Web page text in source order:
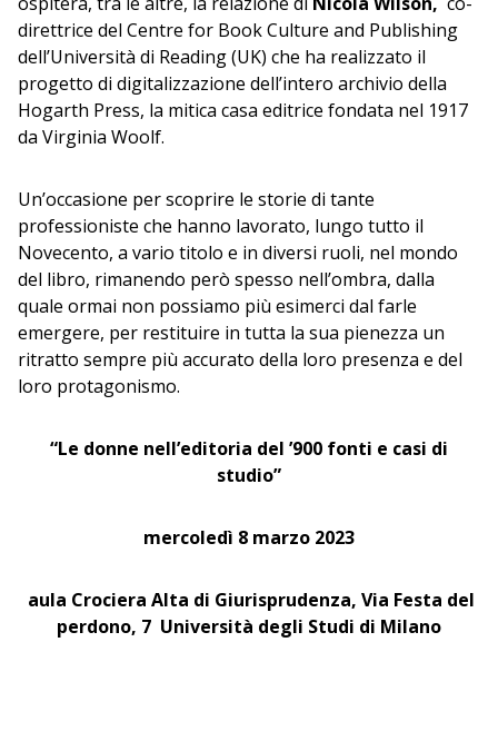
direttrice del Centre for Book Culture and Publishing
dell’Università di Reading (UK) che ha realizzato il
progetto di digitalizzazione dell’intero archivio della
Hogarth Press, la mitica casa editrice fondata nel 1917
da Virginia Woolf.
Un’occasione per scoprire le storie di tante
professioniste che hanno lavorato, lungo tutto il
Novecento, a vario titolo e in diversi ruoli, nel mondo
del libro, rimanendo però spesso nell’ombra, dalla
quale ormai non possiamo più esimerci dal farle
emergere, per restituire in tutta la sua pienezza un
ritratto sempre più accurato della loro presenza e del
loro protagonismo.
“Le donne nell’editoria del ’900 fonti e casi di
studio”
mercoledì 8 marzo 2023
aula Crociera Alta di Giurisprudenza, Via Festa del
perdono, 7 Università degli Studi di Milano